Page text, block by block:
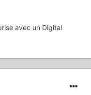
avec un Digital